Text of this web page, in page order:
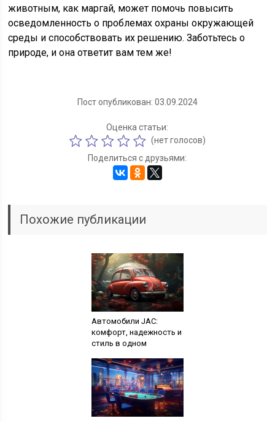
животным, как маргай, может помочь повысить
осведомленность о проблемах охраны окружающей
среды и способствовать их решению. Заботьтесь о
природе, и она ответит вам тем же!
Пост опубликован: 03.09.2024
Оценка статьи:
(нет голосов)
Поделиться с друзьями:
Похожие публикации
Автомобили JAC:
комфорт, надежность и
стиль в одном